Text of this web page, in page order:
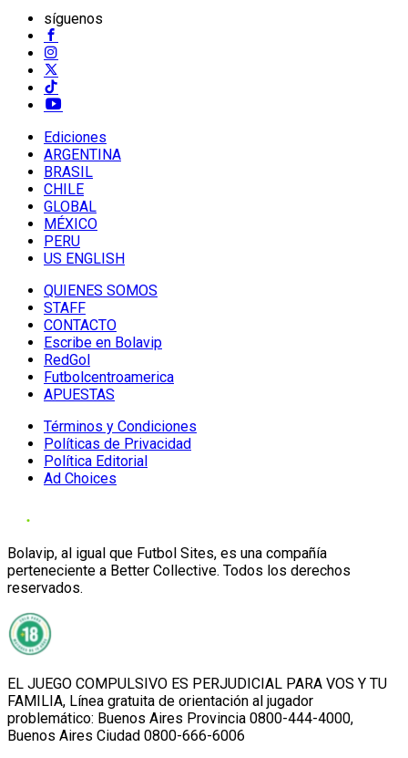
síguenos
Ediciones
ARGENTINA
BRASIL
CHILE
GLOBAL
MÉXICO
PERU
US ENGLISH
QUIENES SOMOS
STAFF
CONTACTO
Escribe en Bolavip
RedGol
Futbolcentroamerica
APUESTAS
Términos y Condiciones
Políticas de Privacidad
Política Editorial
Ad Choices
Bolavip, al igual que Futbol Sites, es una compañía
perteneciente a Better Collective. Todos los derechos
reservados.
EL JUEGO COMPULSIVO ES PERJUDICIAL PARA VOS Y TU
FAMILIA, Línea gratuita de orientación al jugador
problemático: Buenos Aires Provincia 0800-444-4000,
Buenos Aires Ciudad 0800-666-6006